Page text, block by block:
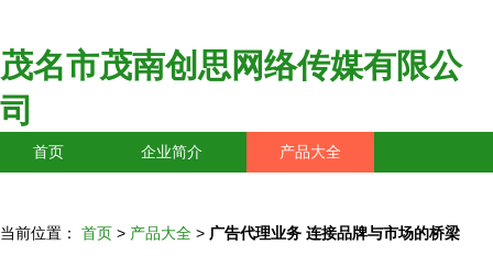
茂名市茂南创思网络传媒有限公
司
首页 企业简介 产品大全
当前位置： 首页 > 产品大全 > 广告代理业务 连接品牌与市场的桥梁